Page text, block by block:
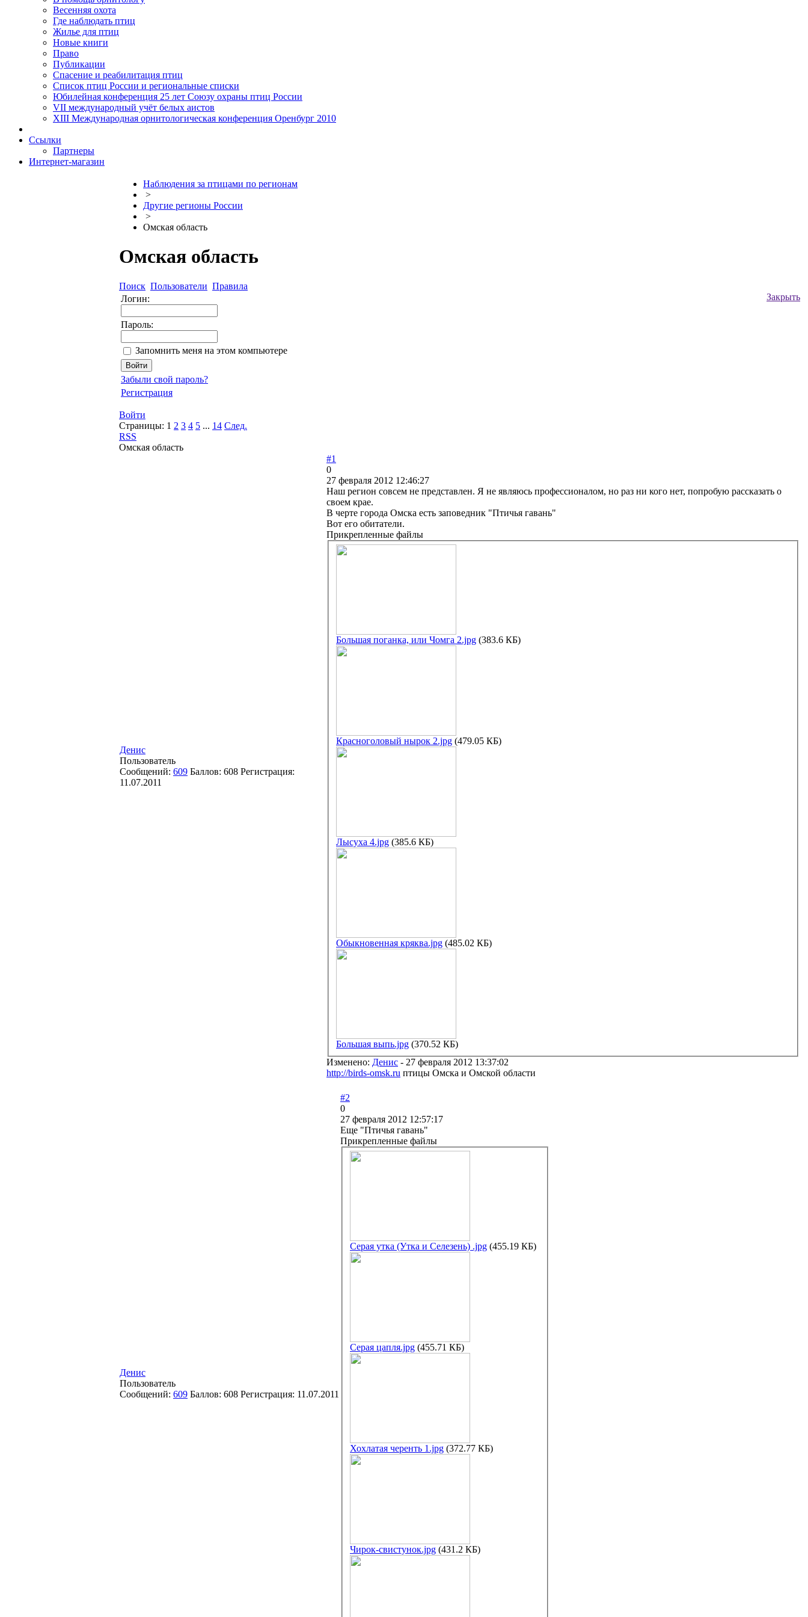
Весенняя охота
Где наблюдать птиц
Жилье для птиц
Новые книги
Право
Публикации
Спасение и реабилитация птиц
Список птиц России и региональные списки
Юбилейная конференция 25 лет Союзу охраны птиц России
VII международный учёт белых аистов
XIII Международная орнитологическая конференция Оренбург 2010
Ссылки
Партнеры
Интернет-магазин
Наблюдения за птицами по регионам
>
Другие регионы России
>
Омская область
Омская область
Поиск Пользователи Правила
Закрыть
Логин:
Пароль:
Запомнить меня на этом компьютере
Забыли свой пароль?
Регистрация
Войти
Страницы: 1 2 3 4 5 ... 14 След.
RSS
Омская область
Денис
Пользователь
Сообщений: 609 Баллов: 608 Регистрация:
11.07.2011
#1
0
27 февраля 2012 12:46:27
Наш регион совсем не представлен. Я не являюсь профессионалом, но раз ни кого нет, попробую рассказать о
своем крае.
В черте города Омска есть заповедник "Птичья гавань"
Вот его обитатели.
Прикрепленные файлы
Большая поганка, или Чомга 2.jpg (383.6 КБ)
Красноголовый нырок 2.jpg (479.05 КБ)
Лысуха 4.jpg (385.6 КБ)
Обыкновенная кряква.jpg (485.02 КБ)
Большая выпь.jpg (370.52 КБ)
Изменено: Денис - 27 февраля 2012 13:37:02
http://birds-omsk.ru птицы Омска и Омской области
Денис
Пользователь
Сообщений: 609 Баллов: 608 Регистрация: 11.07.2011
#2
0
27 февраля 2012 12:57:17
Еще "Птичья гавань"
Прикрепленные файлы
Серая утка (Утка и Селезень) .jpg (455.19 КБ)
Серая цапля.jpg (455.71 КБ)
Хохлатая черенть 1.jpg (372.77 КБ)
Чирок-свистунок.jpg (431.2 КБ)